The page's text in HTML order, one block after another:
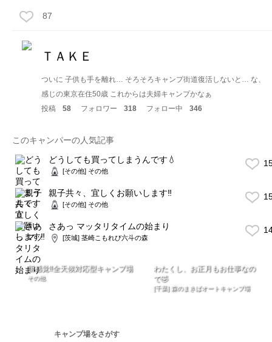
87
ＴＡＫＥ
ついに 子供も手を離れ… そろそろキャンプ街道復活しないと… な、
感じの東京在住50歳 これからは夫婦キャンプかなぁ
投稿
58 フォロワー 318 フォロー中 346
このキャンパーの人気記事
どうしても買ってしまうんです💧
[その他] その他
親子共々、宜しくお願いします‼️
[その他] その他
さあっ マッタリタイムの始まり
[茨城] 茎崎こもれび六斗の森
新感覚‼️全天候対応型キャンプ場
その他
わたくし、お正月もお仕事なの
で🤣
[千葉] 森のまきばオートキャンプ場
キャンプ場をさがす